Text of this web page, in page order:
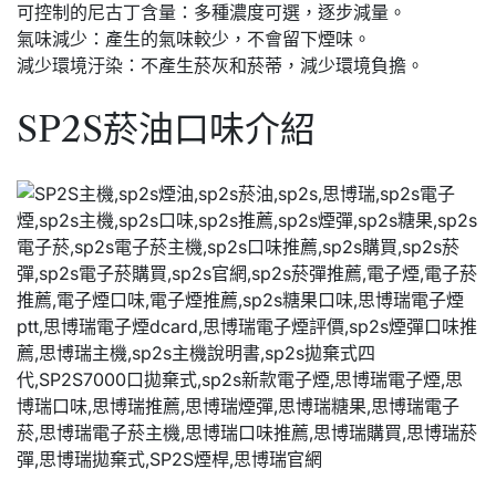
可控制的尼古丁含量：多種濃度可選，逐步減量。
氣味減少：產生的氣味較少，不會留下煙味。
減少環境汙染：不產生菸灰和菸蒂，減少環境負擔。
SP2S菸油口味介紹